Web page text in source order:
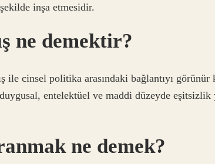
inşa etmesidir.
ne demektir?
ile cinsel politika arasındaki bağlantıyı
entelektüel ve maddi düzeyde eşitsizlik
ne demek?